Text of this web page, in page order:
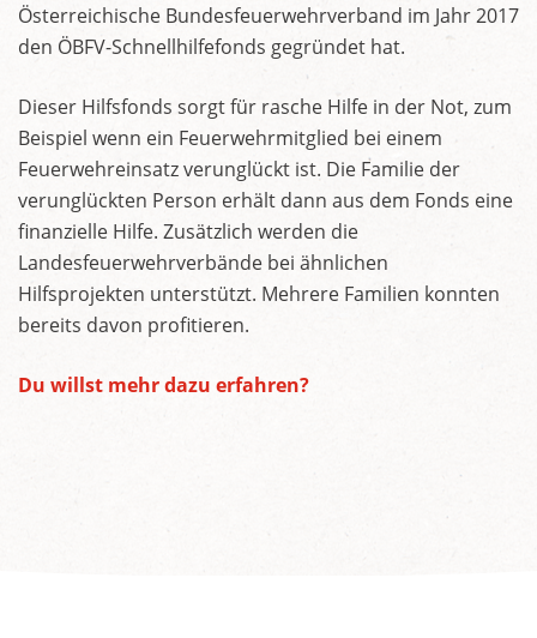
Österreichische Bundesfeuerwehrverband im Jahr 2017
den ÖBFV-Schnellhilfefonds gegründet hat.
Dieser Hilfsfonds sorgt für rasche Hilfe in der Not, zum
Beispiel wenn ein Feuerwehrmitglied bei einem
Feuerwehreinsatz verunglückt ist. Die Familie der
verunglückten Person erhält dann aus dem Fonds eine
finanzielle Hilfe. Zusätzlich werden die
Landesfeuerwehrverbände bei ähnlichen
Hilfsprojekten unterstützt. Mehrere Familien konnten
bereits davon profitieren.
Du willst mehr dazu erfahren?